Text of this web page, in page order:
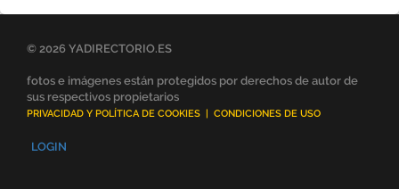
© 2026 YADIRECTORIO.ES
fotos e imágenes están protegidos por derechos de autor de
sus respectivos propietarios
PRIVACIDAD Y POLÍTICA DE COOKIES | CONDICIONES DE USO
LOGIN